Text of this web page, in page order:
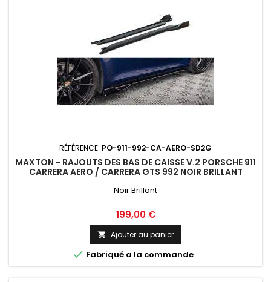
RÉFÉRENCE: PO-911-992-CA-AERO-SD2G
MAXTON - RAJOUTS DES BAS DE CAISSE V.2 PORSCHE 911
CARRERA AERO / CARRERA GTS 992 NOIR BRILLANT
Noir Brillant
Prix
199,00 €
 Ajouter au panier
 Fabriqué a la commande